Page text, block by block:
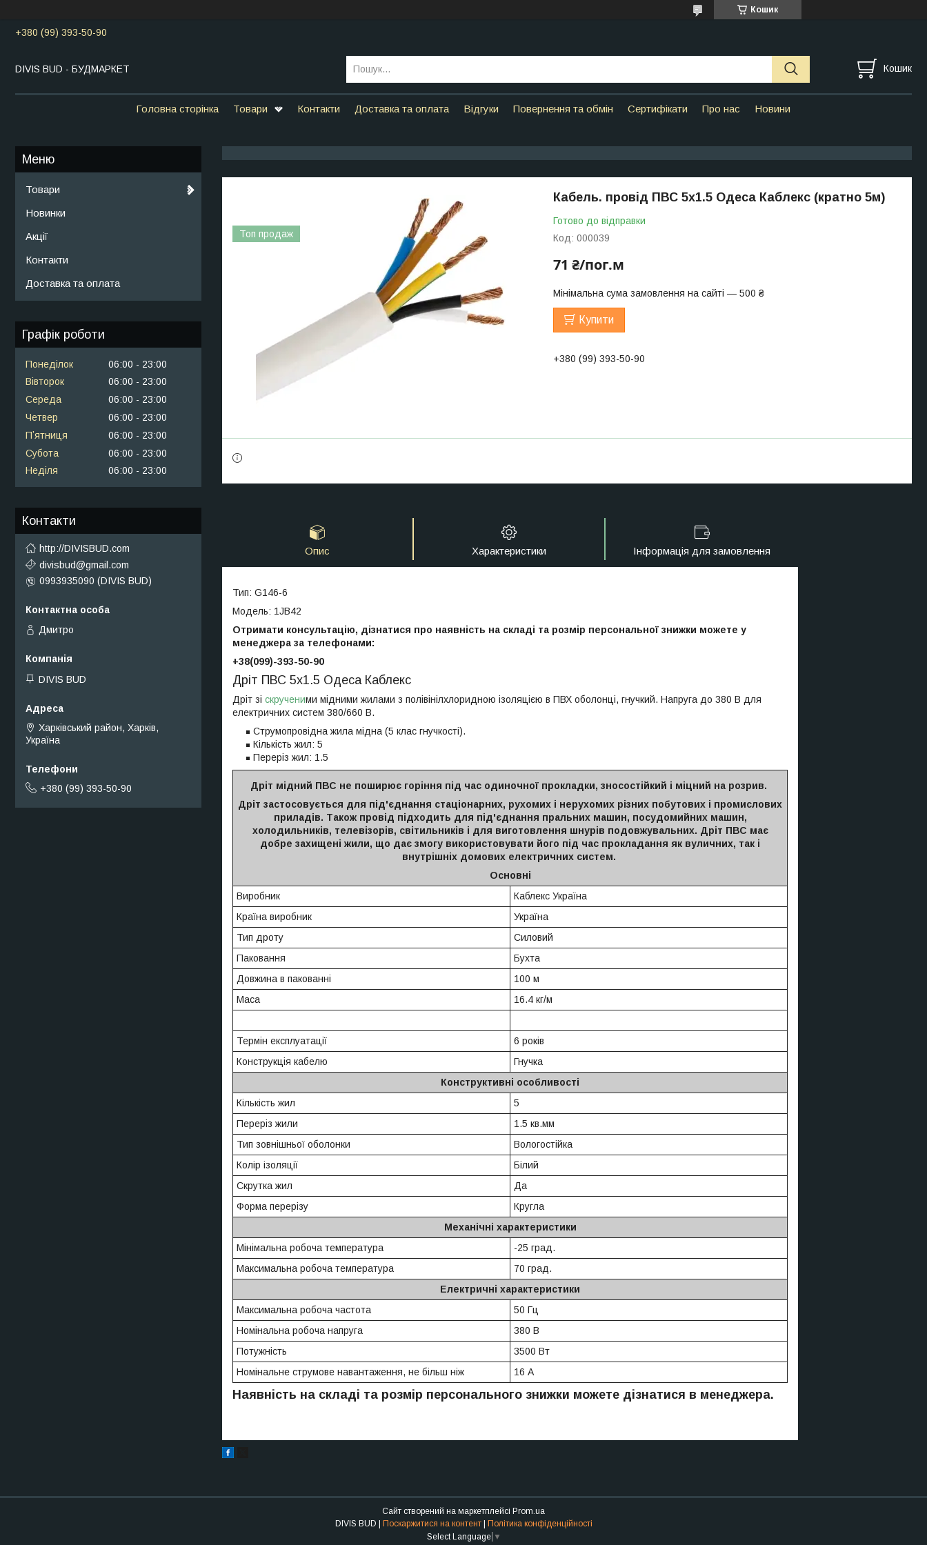
Кошик
+380 (99) 393-50-90
DIVIS BUD - БУДМАРКЕТ Кошик
Головна сторінка Товари Контакти Доставка та оплата Відгуки Повернення та обмін Сертифікати Про нас Новини
Топ продаж
Кабель. провід ПВС 5х1.5 Одеса Каблекс (кратно 5м)
Готово до відправки
Код: 000039
71 ₴/пог.м
Мінімальна сума замовлення на сайті — 500 ₴
Купити
+380 (99) 393-50-90
Опис Характеристики Інформація для замовлення
Тип: G146-6
Модель: 1JB42
Отримати консультацію, дізнатися про наявність на складі та розмір персональної знижки можете у
менеджера за телефонами:
+38(099)-393-50-90
Дріт ПВС 5х1.5 Одеса Каблекс
Дріт зі скрученими мідними жилами з полівінілхлоридною ізоляцією в ПВХ оболонці, гнучкий. Напруга до 380 В для
електричних систем 380/660 В.
Струмопровідна жила мідна (5 клас гнучкості).
Кількість жил: 5
Переріз жил: 1.5
Дріт мідний ПВС не поширює горіння під час одиночної прокладки, зносостійкий і міцний на розрив.
Дріт застосовується для під'єднання стаціонарних, рухомих і нерухомих різних побутових і промислових
приладів. Також провід підходить для під'єднання пральних машин, посудомийних машин,
холодильників, телевізорів, світильників і для виготовлення шнурів подовжувальних. Дріт ПВС має
добре захищені жили, що дає змогу використовувати його під час прокладання як вуличних, так і
внутрішніх домових електричних систем.
Основні
Виробник
Каблекс Україна
Країна виробник
Україна
Тип дроту
Силовий
Паковання
Бухта
Довжина в пакованні
100 м
Маса
16.4 кг/м
Термін експлуатації
6 років
Конструкція кабелю
Гнучка
Конструктивні особливості
Кількість жил
5
Переріз жили
1.5 кв.мм
Тип зовнішньої оболонки
Вологостійка
Колір ізоляції
Білий
Скрутка жил
Да
Форма перерізу
Кругла
Механічні характеристики
Мінімальна робоча температура
-25 град.
Максимальна робоча температура
70 град.
Електричні характеристики
Максимальна робоча частота
50 Гц
Номінальна робоча напруга
380 В
Потужність
3500 Вт
Номінальне струмове навантаження, не більш ніж
16 А
Наявність на складі та розмір персонального знижки можете дізнатися в менеджера.
Товари
Новинки
Акції
Контакти
Доставка та оплата
Графік роботи
Понеділок 06:00
23:00
Вівторок
06:00
23:00
Середа
06:00
23:00
Четвер
06:00
23:00
Пʼятниця
06:00
23:00
Субота
06:00
23:00
Неділя
06:00 23:00
Контакти
http://DIVISBUD.com
divisbud@gmail.com
0993935090 (DIVIS BUD)
Дмитро
DIVIS BUD
Харківський район, Харків,
Україна
+380 (99) 393-50-90
Сайт створений на маркетплейсі Prom.ua
DIVIS BUD | Поскаржитися на контент | Політика конфіденційності
Select Language ▼